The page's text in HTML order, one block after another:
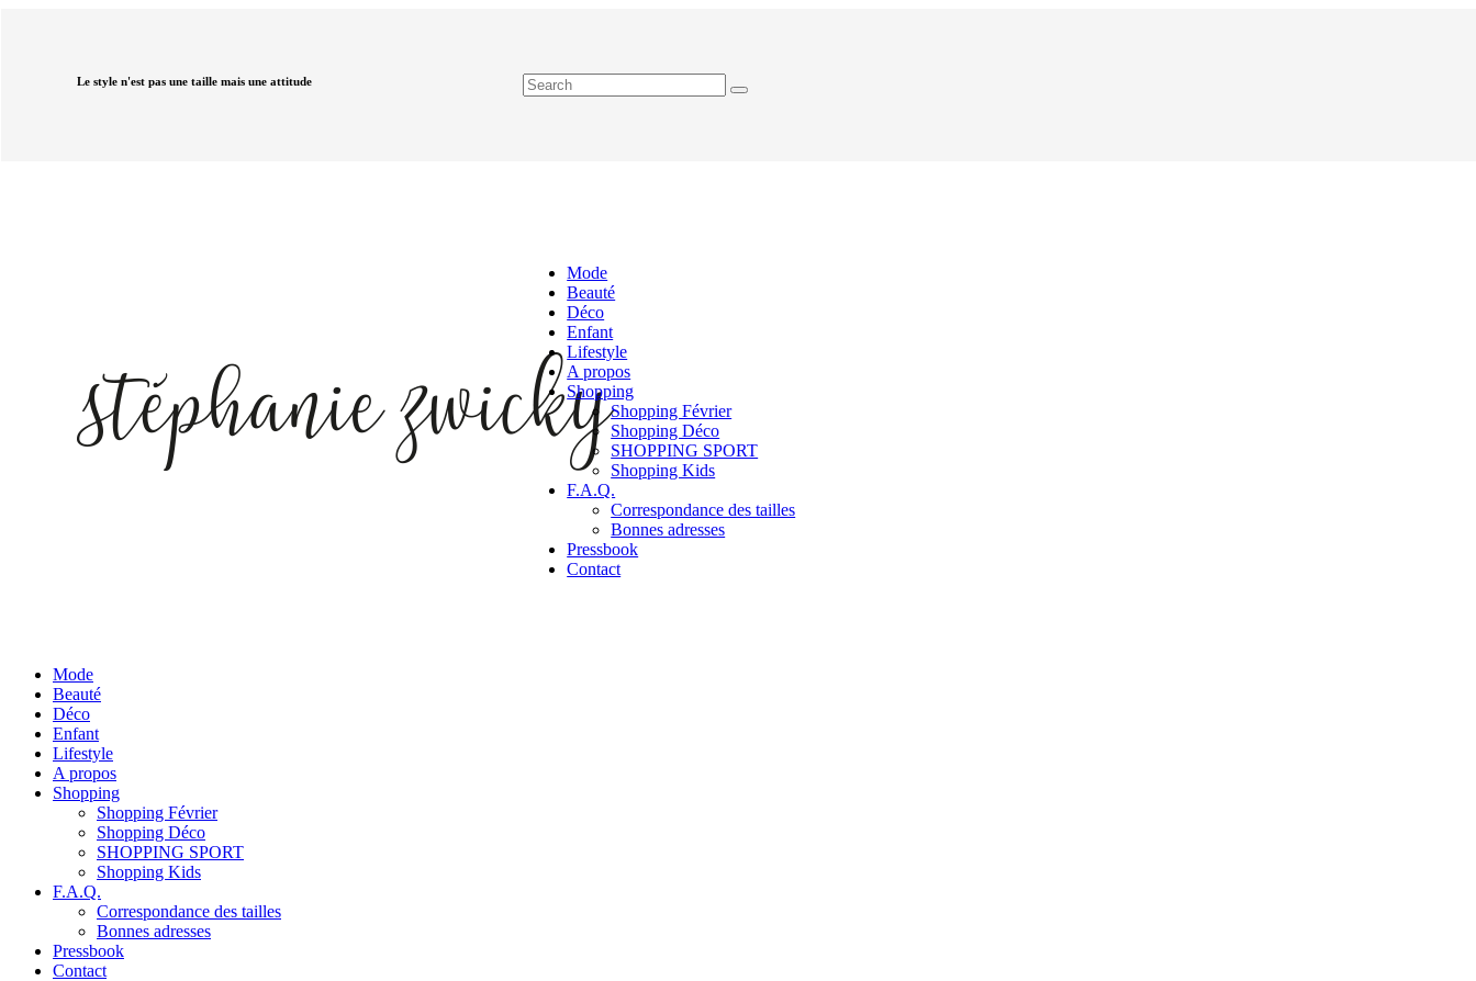
Le style n'est pas une taille mais une attitude
Mode
Beauté
Déco
Enfant
Lifestyle
A propos
Shopping
Shopping Février
Shopping Déco
SHOPPING SPORT
Shopping Kids
F.A.Q.
Correspondance des tailles
Bonnes adresses
Pressbook
Contact
Mode
Beauté
Déco
Enfant
Lifestyle
A propos
Shopping
Shopping Février
Shopping Déco
SHOPPING SPORT
Shopping Kids
F.A.Q.
Correspondance des tailles
Bonnes adresses
Pressbook
Contact